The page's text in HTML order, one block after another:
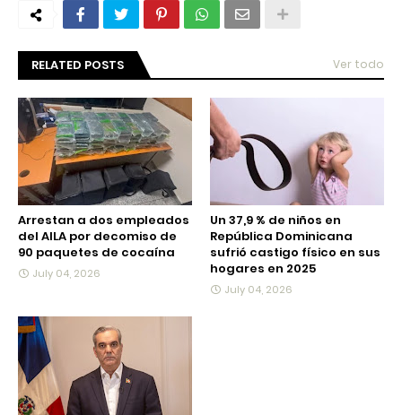
RELATED POSTS Ver todo
Arrestan a dos empleados
del AILA por decomiso de
90 paquetes de cocaína
July 04, 2026
Un 37,9 % de niños en
República Dominicana
sufrió castigo físico en sus
hogares en 2025
July 04, 2026